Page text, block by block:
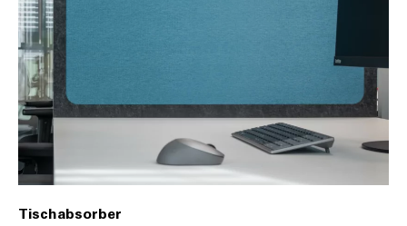
Tischabsorber